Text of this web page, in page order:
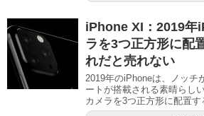
iPhone XI：2019年
ラを3つ正方形に配
れだと売れない
2019年のiPhoneは、ノッチ
ートが搭載される素晴らし
カメラを3つ正方形に配置す